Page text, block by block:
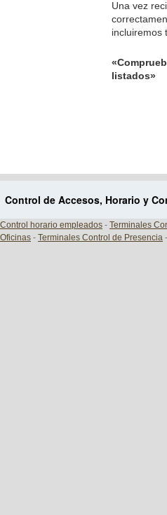
Una vez
incluiremos
listados»
Control de Accesos, Horario y
Control horario empleados - Terminales
Oficinas - Terminales Control de Presencia -